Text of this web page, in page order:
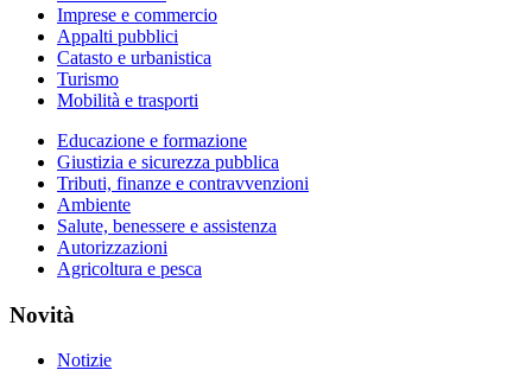
Imprese e commercio
Appalti pubblici
Catasto e urbanistica
Turismo
Mobilità e trasporti
Educazione e formazione
Giustizia e sicurezza pubblica
Tributi, finanze e contravvenzioni
Ambiente
Salute, benessere e assistenza
Autorizzazioni
Agricoltura e pesca
Novità
Notizie